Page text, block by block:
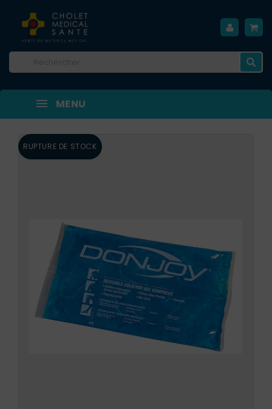
MENU
RUPTURE DE STOCK